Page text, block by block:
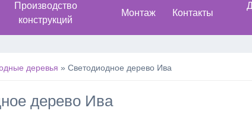
Производство
конструкций
Монтаж Контакты
деревья » Светодиодное дерево Ива
дерево Ива